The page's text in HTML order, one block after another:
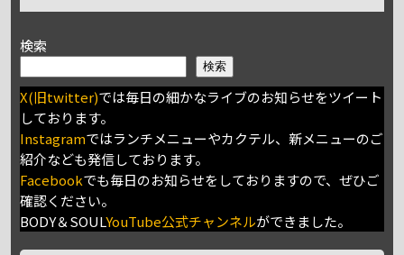
検索
検索
X(旧twitter)では毎日の細かなライブのお知らせをツイート
しております。
Instagramではランチメニューやカクテル、新メニューのご
紹介なども発信しております。
Facebookでも毎日のお知らせをしておりますので、ぜひご
確認ください。
BODY＆SOULYouTube公式チャンネルができました。